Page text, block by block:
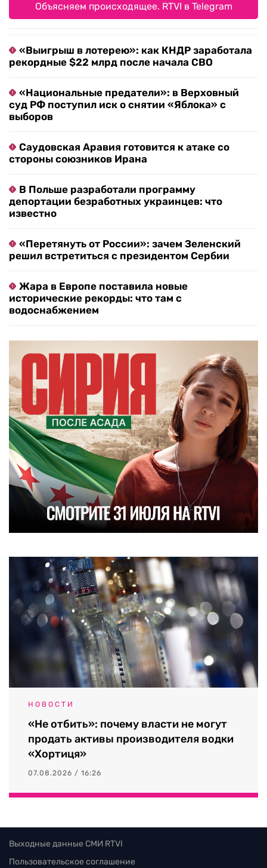
Объясняем происходящее. RTVI в Telegram
«Выигрыш в лотерею»: как КНДР заработала
рекордные $22 млрд после начала СВО
«Национальные предатели»: в Верховный
суд РФ поступил иск о снятии «Яблока» с
выборов
Саудовская Аравия готовится к атаке со
стороны союзников Ирана
В Польше разработали программу
депортации безработных украинцев: что
известно
«Перетянуть от России»: зачем Зеленский
решил встретиться с президентом Сербии
Жара в Европе поставила новые
исторические рекорды: что там с
водоснабжением
НОВОСТИ
«Не отбить»: почему власти не могут
продать активы производителя водки
«Хортиця»
07.08.2026 / 16:26
Выходные данные СМИ RTVI
Пользовательское соглашение